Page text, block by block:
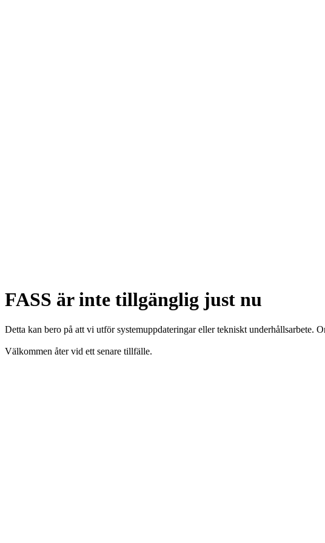
FASS är inte tillgänglig just nu
Detta kan bero på att vi utför systemuppdateringar eller tekniskt underhållsarbete.
Välkommen åter vid ett senare tillfälle.